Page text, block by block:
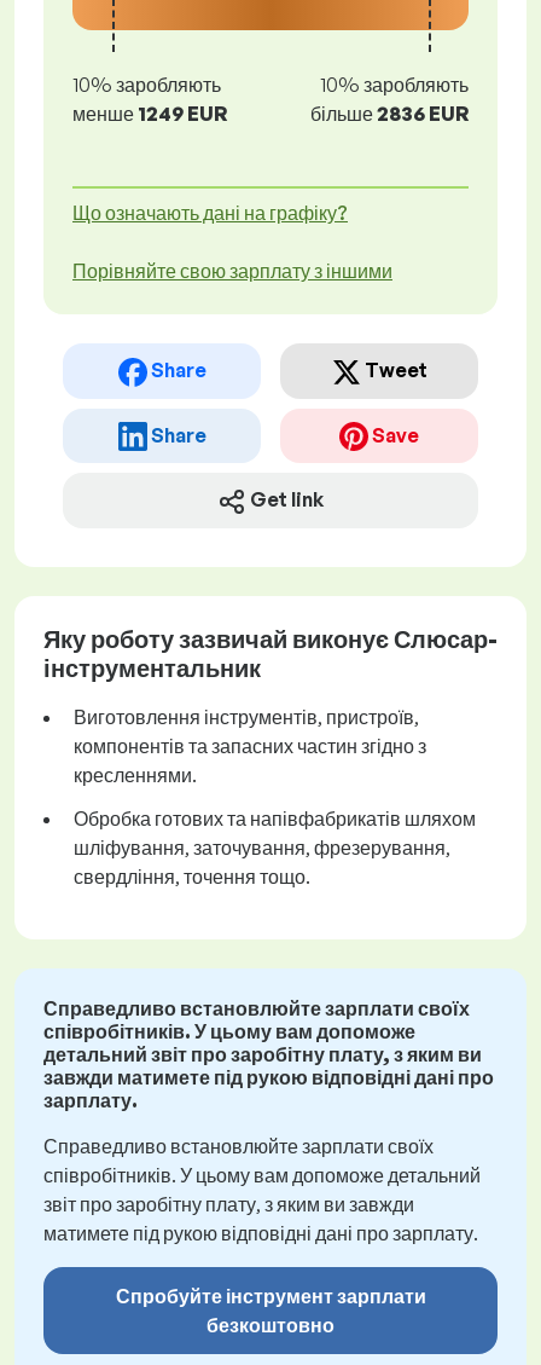
10% заробляють
менше 1249 EUR
10% заробляють
більше2836 EUR
Що означають дані на графіку?
Порівняйте свою зарплату з іншими
Share Tweet
Share Save
Get link
Яку роботу зазвичай виконує Слюсар-
інструментальник
Виготовлення інструментів, пристроїв,
компонентів та запасних частин згідно з
кресленнями.
Обробка готових та напівфабрикатів шляхом
шліфування, заточування, фрезерування,
свердління, точення тощо.
Справедливо встановлюйте зарплати своїх
співробітників. У цьому вам допоможе
детальний звіт про заробітну плату, з яким ви
завжди матимете під рукою відповідні дані про
зарплату.
Справедливо встановлюйте зарплати своїх
співробітників. У цьому вам допоможе детальний
звіт про заробітну плату, з яким ви завжди
матимете під рукою відповідні дані про зарплату.
Спробуйте інструмент зарплати
безкоштовно